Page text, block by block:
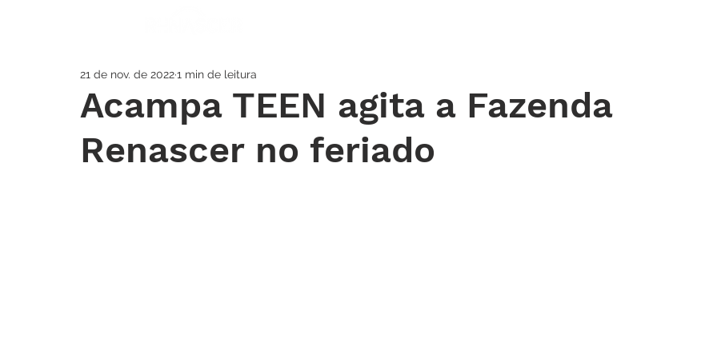
Acampa TEEN agita a Fazenda
Renascer no feriado
21 de nov. de 20221 min de leitura